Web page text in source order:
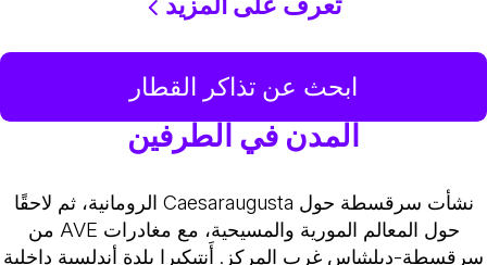
ابحث عن تذاكر القطار
المدن في الطرفين
نشأت سرقسطة حول Caesaraugusta الرومانية، ثم لاحقًا
حول المعالم المورية والمسيحية، مع مغادرات AVE من
سرقسطة-ديليثياس غرب المركز. أَنتيكيرا بلدة أندلسية داخلية